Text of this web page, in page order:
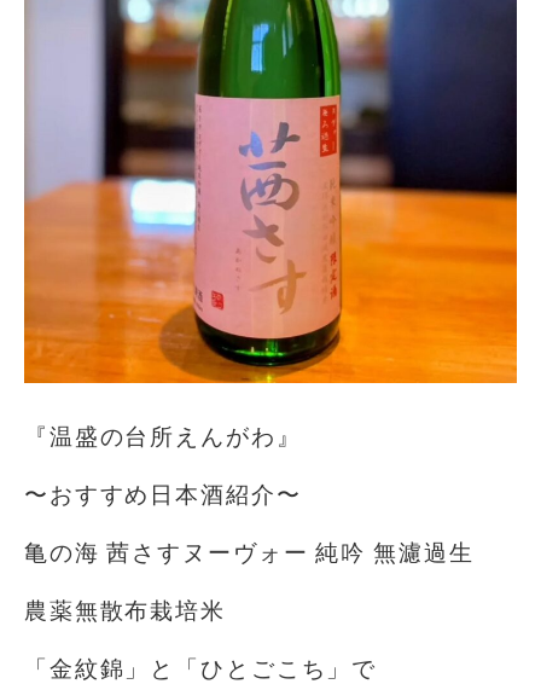
『温盛の台所えんがわ』
〜おすすめ日本酒紹介〜
亀の海 茜さすヌーヴォー 純吟 無濾過生
農薬無散布栽培米
「金紋錦」と「ひとごこち」で